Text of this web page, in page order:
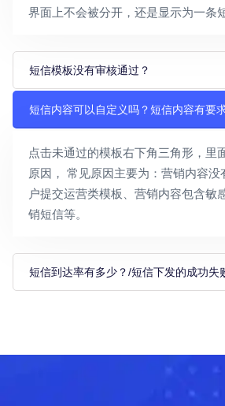
界面上不会被分开，还是显示为一条
短信模板没有审核通过？
短信内容可以自定义吗？短信内容有要
点击未通过的模板右下角三角形，里
原因， 常见原因主要为：营销内容没
户提交运营类模板、营销内容包含敏
销短信等。
短信到达率有多少？/短信下发的成功失